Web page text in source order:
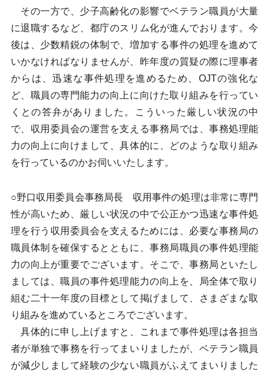
その一方で、少子高齢化の影響でベテラン職員が大量
に退職するなど、都庁のスリム化が進んでおります。今
後は、少数精鋭の体制で、増加する事件の処理を進めて
いかなければなりませんが、昨年度の質疑の際に理事者
からは、迅速な事件処理を進めるため、OJTの強化な
ど、職員の専門能力の向上に向けた取り組みを行ってい
くとの答弁がありました。こういった厳しい状況の中
で、収用委員会の運営を支える事務局では、事務処理能
力の向上に向けまして、具体的に、どのような取り組み
を行っているのかお伺いいたします。
○野口収用委員会事務局長 収用事件の処理は非常に専門
性が高いため、厳しい状況の中で公正かつ迅速な事件処
理を行う収用委員会を支えるためには、必要な事務局の
職員体制を確保するとともに、事務局職員の事件処理能
力の向上が重要でございます。そこで、事務局といたし
ましては、職員の事件処理能力の向上を、局全体で取り
組む二十一年度の目標として掲げまして、さまざまな取
り組みを進めているところでございます。
具体的に申し上げますと、これまで事件処理は各担当
者が単独で事務を行ってまいりましたが、ベテラン職員
が減少しまして経験の少ない職員がふえてまいりました